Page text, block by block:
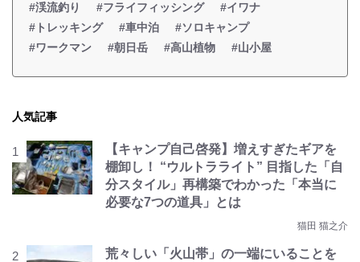
#渓流釣り #フライフィッシング
#イワナ
#トレッキング
#車中泊
#ソロキャンプ
#ワークマン
#朝日岳 #高山植物 #山小屋
人気記事
【キャンプ自己啓発】増えすぎたギアを
棚卸し！ “ウルトラライト” 目指した「自
分スタイル」再構築でわかった「本当に
必要な7つの道具」とは
猫田 猫之介
荒々しい「火山帯」の一端にいることを